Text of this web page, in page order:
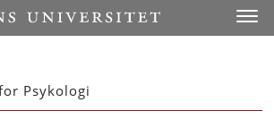
Psykologi